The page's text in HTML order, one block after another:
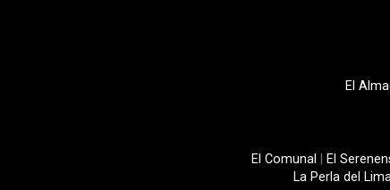
El
El Comunal El
La Perla del